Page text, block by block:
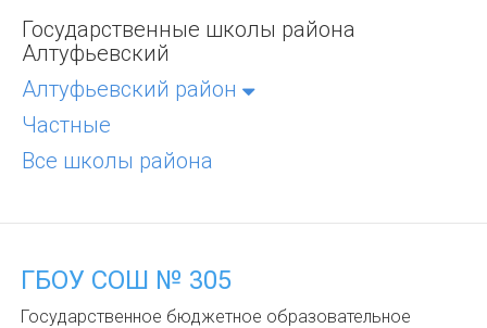
Государственные школы района
Алтуфьевский
Алтуфьевский район
Частные
Все школы района
ГБОУ СОШ № 305
Государственное бюджетное образовательное